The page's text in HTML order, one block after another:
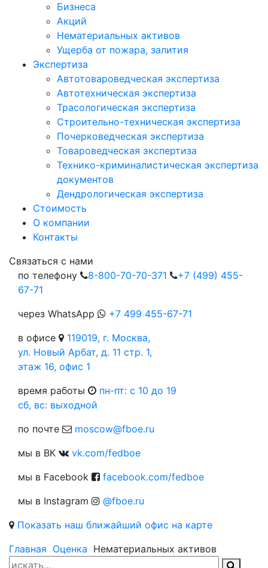
Бизнеса
Акций
Нематериальных активов
Ущерба от пожара, залития
Экспертиза
Автотовароведческая экспертиза
Автотехническая экспертиза
Трасологическая экспертиза
Строительно-техническая экспертиза
Почерковедческая экспертиза
Товароведческая экспертиза
Технико-криминалистическая экспертиза
документов
Дендрологическая экспертиза
Стоимость
О компании
Контакты
Cвязаться с нами
по телефону
8-800-70-70-371
+7 (499) 455-
67-71
через WhatsApp
+7 499 455-67-71
в офисе
119019, г. Москва,
ул. Новый Арбат, д. 11 стр. 1,
этаж 16, офис 1
время работы
пн-пт: c 10 до 19
сб, вс: выходной
по почте
moscow@fboe.ru
мы в ВК
vk.com/fedboe
мы в Facebook
facebook.com/fedboe
мы в Instagram
@fboe.ru
Показать наш ближайший офис на карте
Главная Оценка Нематериальных активов